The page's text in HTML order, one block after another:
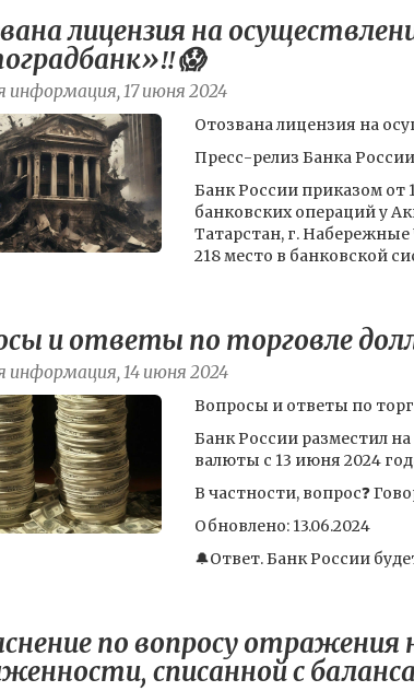
лицензия на
информация, 17 июня 2024
Отозвана лицензия на
Пресс-релиз Банка России
Банк России приказом от
банковских операций у
Татарстан, г.
218 место в банковской
и ответы по торговле
информация, 14 июня 2024
Вопросы и ответы по
Банк России разместил
валюты с 13 июня 2024
В частности, вопрос❓
Обновлено: 13.06.2024
🔔Ответ. Банк России
по вопросу отражения
списанной с